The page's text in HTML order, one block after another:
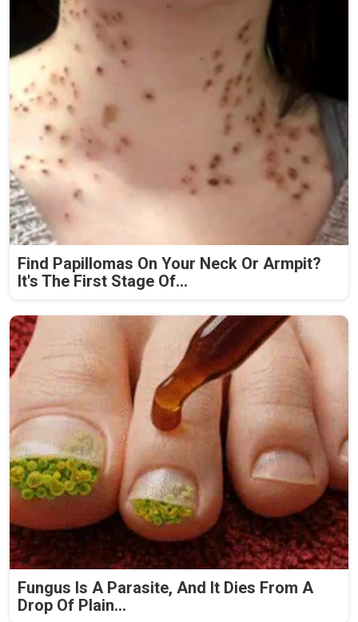
Find Papillomas On Your Neck Or Armpit?
It's The First Stage Of...
Fungus Is A Parasite, And It Dies From A
Drop Of Plain...